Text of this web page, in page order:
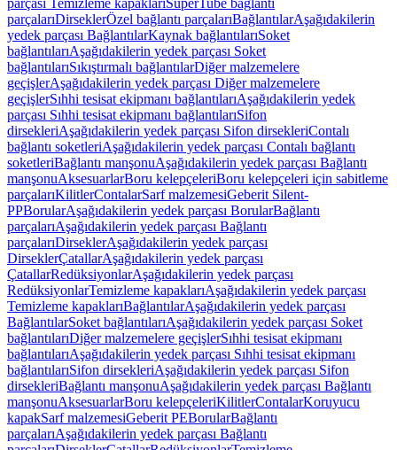
parçası Temizleme kapaklarıSuperTube bağlantı
parçalarıDirseklerÖzel bağlantı parçalarıBağlantılarAşağıdakilerin
yedek parçası BağlantılarKaynak bağlantılarıSoket
bağlantılarıAşağıdakilerin yedek parçası Soket
bağlantılarıSıkıştırmalı bağlantılarDiğer malzemelere
geçişlerAşağıdakilerin yedek parçası Diğer malzemelere
geçişlerSıhhi tesisat ekipmanı bağlantılarıAşağıdakilerin yedek
parçası Sıhhi tesisat ekipmanı bağlantılarıSifon
dirsekleriAşağıdakilerin yedek parçası Sifon dirsekleriContalı
bağlantı soketleriAşağıdakilerin yedek parçası Contalı bağlantı
soketleriBağlantı manşonuAşağıdakilerin yedek parçası Bağlantı
manşonuAksesuarlarBoru kelepçeleriBoru kelepçeleri için sabitleme
parçalarıKilitlerContalarSarf malzemesiGeberit Silent-
PPBorularAşağıdakilerin yedek parçası BorularBağlantı
parçalarıAşağıdakilerin yedek parçası Bağlantı
parçalarıDirseklerAşağıdakilerin yedek parçası
DirseklerÇatallarAşağıdakilerin yedek parçası
ÇatallarRedüksiyonlarAşağıdakilerin yedek parçası
RedüksiyonlarTemizleme kapaklarıAşağıdakilerin yedek parçası
Temizleme kapaklarıBağlantılarAşağıdakilerin yedek parçası
BağlantılarSoket bağlantılarıAşağıdakilerin yedek parçası Soket
bağlantılarıDiğer malzemelere geçişlerSıhhi tesisat ekipmanı
bağlantılarıAşağıdakilerin yedek parçası Sıhhi tesisat ekipmanı
bağlantılarıSifon dirsekleriAşağıdakilerin yedek parçası Sifon
dirsekleriBağlantı manşonuAşağıdakilerin yedek parçası Bağlantı
manşonuAksesuarlarBoru kelepçeleriKilitlerContalarKoruyucu
kapakSarf malzemesiGeberit PEBorularBağlantı
parçalarıAşağıdakilerin yedek parçası Bağlantı